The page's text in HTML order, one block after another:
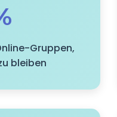
Gruppen,
bleiben